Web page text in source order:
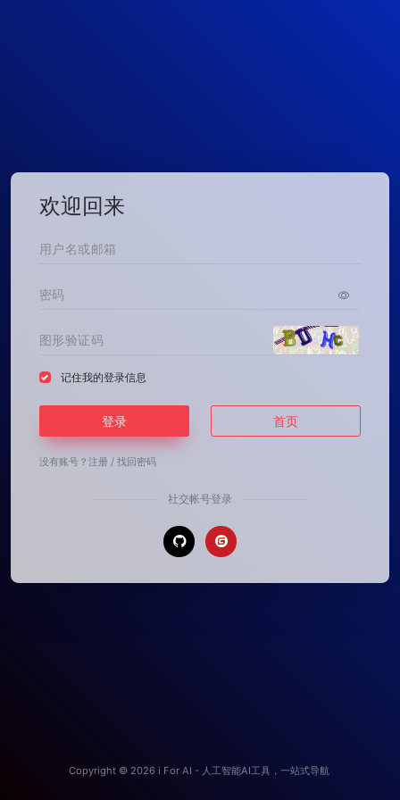
欢迎回来
记住我的登录信息
登录 首页
没有账号？ 注册 / 找回密码
社交帐号登录
Copyright © 2026 i For AI - 人工智能AI工具，一站式导航